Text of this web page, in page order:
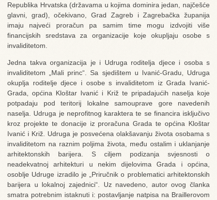
Republika Hrvatska (državama u kojima dominira jedan, najčešće
glavni, grad), očekivano, Grad Zagreb i Zagrebačka županija
imaju najveći proračun pa samim time mogu izdvojiti više
financijskih sredstava za organizacije koje okupljaju osobe s
invaliditetom.
Jedna takva organizacija je i Udruga roditelja djece i osoba s
invaliditetom „Mali princ“. Sa sjedištem u Ivanić-Gradu, Udruga
okuplja roditelje djece i osobe s invaliditetom iz Grada Ivanić-
Grada, općina Kloštar Ivanić i Križ te pripadajućih naselja koje
potpadaju pod teritorij lokalne samouprave gore navedenih
naselja. Udruga je neprofitnog karaktera te se financira isključivo
kroz projekte te donacije iz proračuna Grada te općina Kloštar
Ivanić i Križ. Udruga je posvećena olakšavanju života osobama s
invaliditetom na raznim poljima života, među ostalim i uklanjanje
arhitektonskih barijera. S ciljem podizanja svjesnosti o
neadekvatnoj arhitekturi u nekim dijelovima Grada i općina,
osoblje Udruge izradilo je „Priručnik o problematici arhitektonskih
barijera u lokalnoj zajednici“. Uz navedeno, autor ovog članka
smatra potrebnim istaknuti i: postavljanje natpisa na Braillerovom